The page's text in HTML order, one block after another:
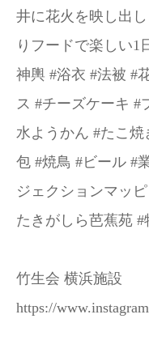
井に花火を映し出
りフードで楽しい1
神輿 #浴衣 #法被 #
ス #チーズケーキ #
水ようかん #たこ
包 #焼鳥 #ビール #
ジェクションマッ
たきがしら芭蕉苑
竹生会 横浜施設
https://